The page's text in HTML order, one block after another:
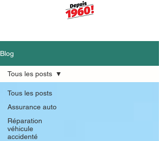
Blog
Tous les posts
Assurance auto
Réparation
véhicule
accidenté
Tous les posts